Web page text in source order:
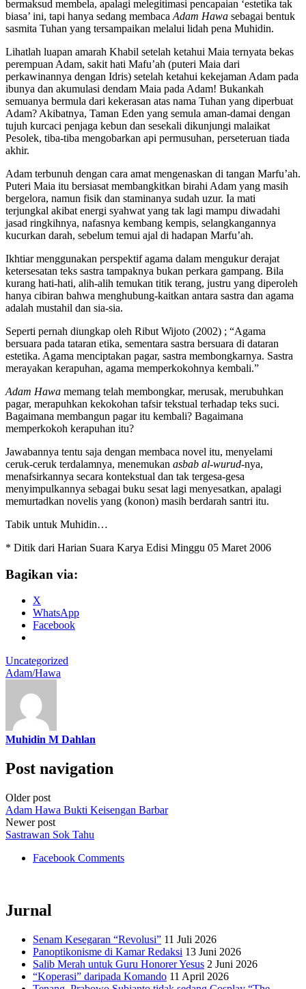
bermaksud membela, apalagi melegitimasi pencapaian ‘estetika tak
biasa’ ini, tapi hanya sedang membaca Adam Hawa sebagai bentuk
sasmita Tuhan yang tersampaikan melalui lidah pena Muhidin.
Lihatlah luapan amarah Khabil setelah ketahui Maia ternyata bekas
perempuan Adam, sakit hati Mafu’ah (puteri Maia dari
perkawinannya dengan Idris) setelah ketahui kekejaman Adam pada
ibunya dan akumulasi dendam Maia pada Adam! Bukankah
semuanya bermula dari kekerasan atas nama Tuhan yang diperbuat
Adam? Akibatnya, Taman Eden yang semula aman-damai dengan
tujuh kurcaci penjaga kebun dan sesekali dikunjungi malaikat
Pesolek, tiba-tiba mengobarkan api permusuhan, perseteruan tiada
akhir.
Adam terbunuh dengan cara amat mengenaskan di tangan Marfu’ah.
Puteri Maia itu bersiasat membangkitkan birahi Adam yang masih
bergelora, namun fisik dan staminanya sudah uzur. Ia mati
terjungkal akibat energi syahwat yang tak lagi mampu diwadahi
jasad ringkihnya, nafasnya kembang kempis, selangkangannya
kucurkan darah, sebelum temui ajal di hadapan Marfu’ah.
Ikhtiar menggunakan perspektif agama dalam mengukur derajat
ketersesatan teks sastra tampaknya bukan perkara gampang. Bila
kurang hati-hati, alih-alih temukan titik terang, justru yang diperoleh
hanya cibiran bahwa menghubung-kaitkan antara sastra dan agama
adalah mustahil dan sia-sia.
Seperti pernah diungkap oleh Ribut Wijoto (2002) ; “Agama
bersuara pada tataran etika, sementara sastra bersuara di dataran
estetika. Agama menciptakan pagar, sastra membongkarnya. Sastra
merayakan kerapuhan, agama memperkokohnya kembali.”
Adam Hawa memang telah membongkar, merusak, merubuhkan
pagar, merapuhkan kekokohan tafsir tekstual terhadap teks suci.
Bagaimana membangun pagar itu kembali? Bagaimana
memperkokoh kerapuhan itu?
Jawabannya tentu saja dengan membaca novel itu, menyelami
ceruk-ceruk terdalamnya, menemukan asbab al-wurud-nya,
menafsirkannya secara kontekstual dan tak tergesa-gesa
menyimpulkannya sebagai buku sesat lagi menyesatkan, apalagi
memurtadkan novelis yang (konon) masih berdarah santri itu.
Tabik untuk Muhidin…
* Ditik dari Harian Suara Karya Edisi Minggu 05 Maret 2006
Bagikan via:
X
WhatsApp
Facebook
Uncategorized
Adam/Hawa
Muhidin M Dahlan
Post navigation
Older post
Adam Hawa Bukti Keisengan Barbar
Newer post
Sastrawan Sok Tahu
Facebook Comments
Jurnal
Senam Kesegaran “Revolusi” 11 Juli 2026
Panoptikonisme di Kamar Redaksi 13 Juni 2026
Salib Merah untuk Guru Honorer Yesus 2 Juni 2026
“Koperasi” daripada Komando 11 April 2026